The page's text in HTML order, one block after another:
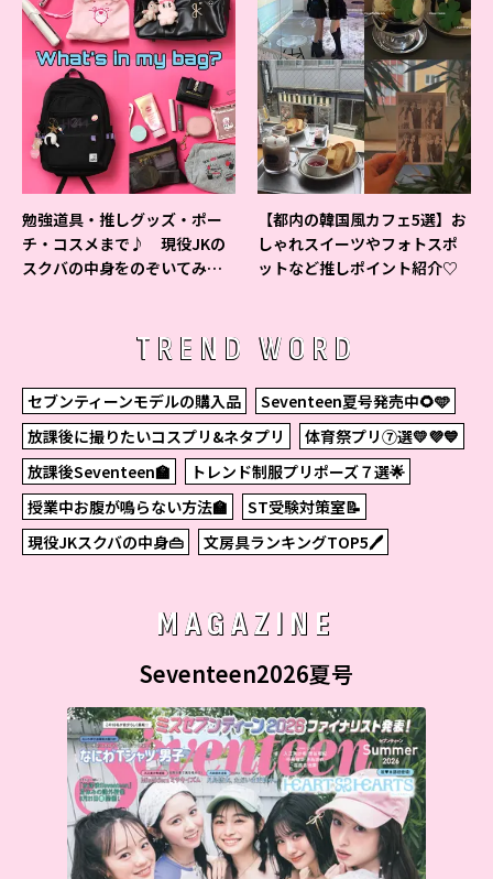
勉強道具・推しグッズ・ポー
チ・コスメまで♪ 現役JKの
スクバの中身をのぞいてみ
【都内の韓国風カフェ5選】お
しゃれスイーツやフォトスポ
ットなど推しポイント紹介♡
TREND WORD
セブンティーンモデルの購入品
Seventeen夏号発売中🌻🩵
放課後に撮りたいコスプリ&ネタプリ
体育祭プリ⑦選💛💜💙
放課後Seventeen🏫
トレンド制服プリポーズ７選🌟
授業中お腹が鳴らない方法🏫
ST受験対策室📝
現役JKスクバの中身👜
文房具ランキングTOP5🖊
MAGAZINE
Seventeen2026夏号